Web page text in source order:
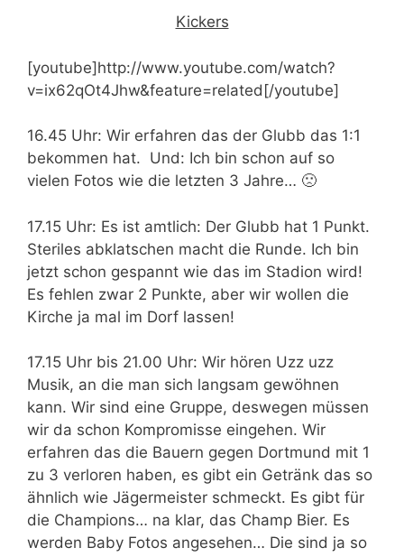
Kickers
[youtube]http://www.youtube.com/watch?
v=ix62qOt4Jhw&feature=related[/youtube]
16.45 Uhr: Wir erfahren das der Glubb das 1:1
bekommen hat. Und: Ich bin schon auf so
vielen Fotos wie die letzten 3 Jahre… 🙁
17.15 Uhr: Es ist amtlich: Der Glubb hat 1 Punkt.
Steriles abklatschen macht die Runde. Ich bin
jetzt schon gespannt wie das im Stadion wird!
Es fehlen zwar 2 Punkte, aber wir wollen die
Kirche ja mal im Dorf lassen!
17.15 Uhr bis 21.00 Uhr: Wir hören Uzz uzz
Musik, an die man sich langsam gewöhnen
kann. Wir sind eine Gruppe, deswegen müssen
wir da schon Kompromisse eingehen. Wir
erfahren das die Bauern gegen Dortmund mit 1
zu 3 verloren haben, es gibt ein Getränk das so
ähnlich wie Jägermeister schmeckt. Es gibt für
die Champions… na klar, das Champ Bier. Es
werden Baby Fotos angesehen… Die sind ja so